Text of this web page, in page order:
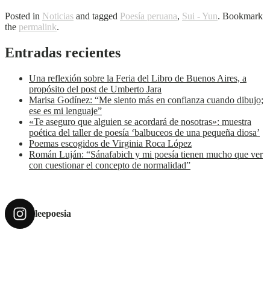
Posted in Noticias and tagged Poesía peruana, Sui - Yun. Bookmark
the permalink.
Entradas recientes
Una reflexión sobre la Feria del Libro de Buenos Aires, a
propósito del post de Umberto Jara
Marisa Godínez: “Me siento más en confianza cuando dibujo;
ese es mi lenguaje”
«Te aseguro que alguien se acordará de nosotras»: muestra
poética del taller de poesía ‘balbuceos de una pequeña diosa’
Poemas escogidos de Virginia Roca López
Román Luján: “Sánafabich y mi poesía tienen mucho que ver
con cuestionar el concepto de normalidad”
leepoesia